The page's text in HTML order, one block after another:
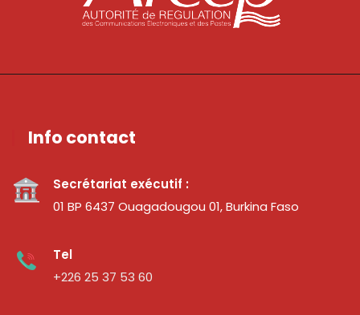
Info contact
Secrétariat exécutif :
01 BP 6437 Ouagadougou 01, Burkina Faso
Tel
+226 25 37 53 60